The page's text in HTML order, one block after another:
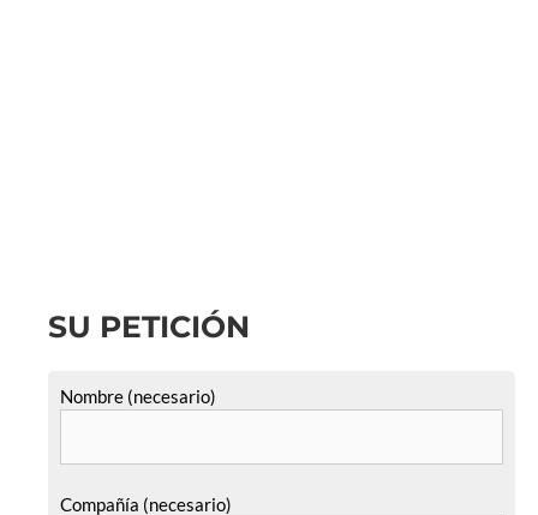
SU PETICIÓN
Nombre (necesario)
Compañía (necesario)